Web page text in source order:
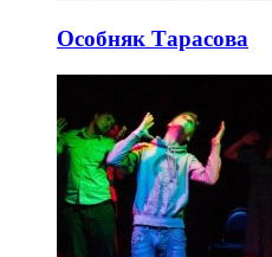
Особняк Тарасова